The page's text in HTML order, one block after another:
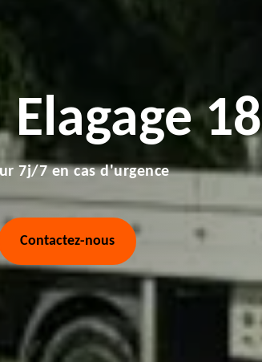
Elagage 18
7j/7 en cas d'urgence
Contactez-nous